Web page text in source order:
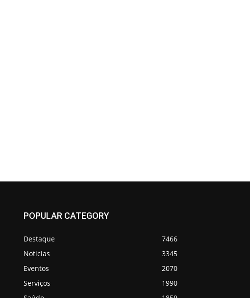
POPULAR CATEGORY
Destaque
7466
Noticias
3345
Eventos
2070
Serviços
1990